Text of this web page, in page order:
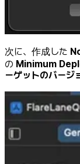
次に、作成した
の Minimum
ーゲットのバージ